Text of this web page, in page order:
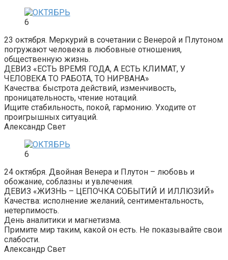
6
23 октября. Меркурий в сочетании с Венерой и Плутоном
погружают человека в любовные отношения,
общественную жизнь.
ДЕВИЗ «ЕСТЬ ВРЕМЯ ГОДА, А ЕСТЬ КЛИМАТ, У
ЧЕЛОВЕКА ТО РАБОТА, ТО НИРВАНА»
Качества: быстрота действий, изменчивость,
проницательность, чтение нотаций.
Ищите стабильность, покой, гармонию. Уходите от
проигрышных ситуаций.
Александр Свет
6
24 октября. Двойная Венера и Плутон – любовь и
обожание, соблазны и увлечения.
ДЕВИЗ «ЖИЗНЬ – ЦЕПОЧКА СОБЫТИЙ И ИЛЛЮЗИЙ»
Качества: исполнение желаний, сентиментальность,
нетерпимость.
День аналитики и магнетизма.
Примите мир таким, какой он есть. Не показывайте свои
слабости.
Александр Свет